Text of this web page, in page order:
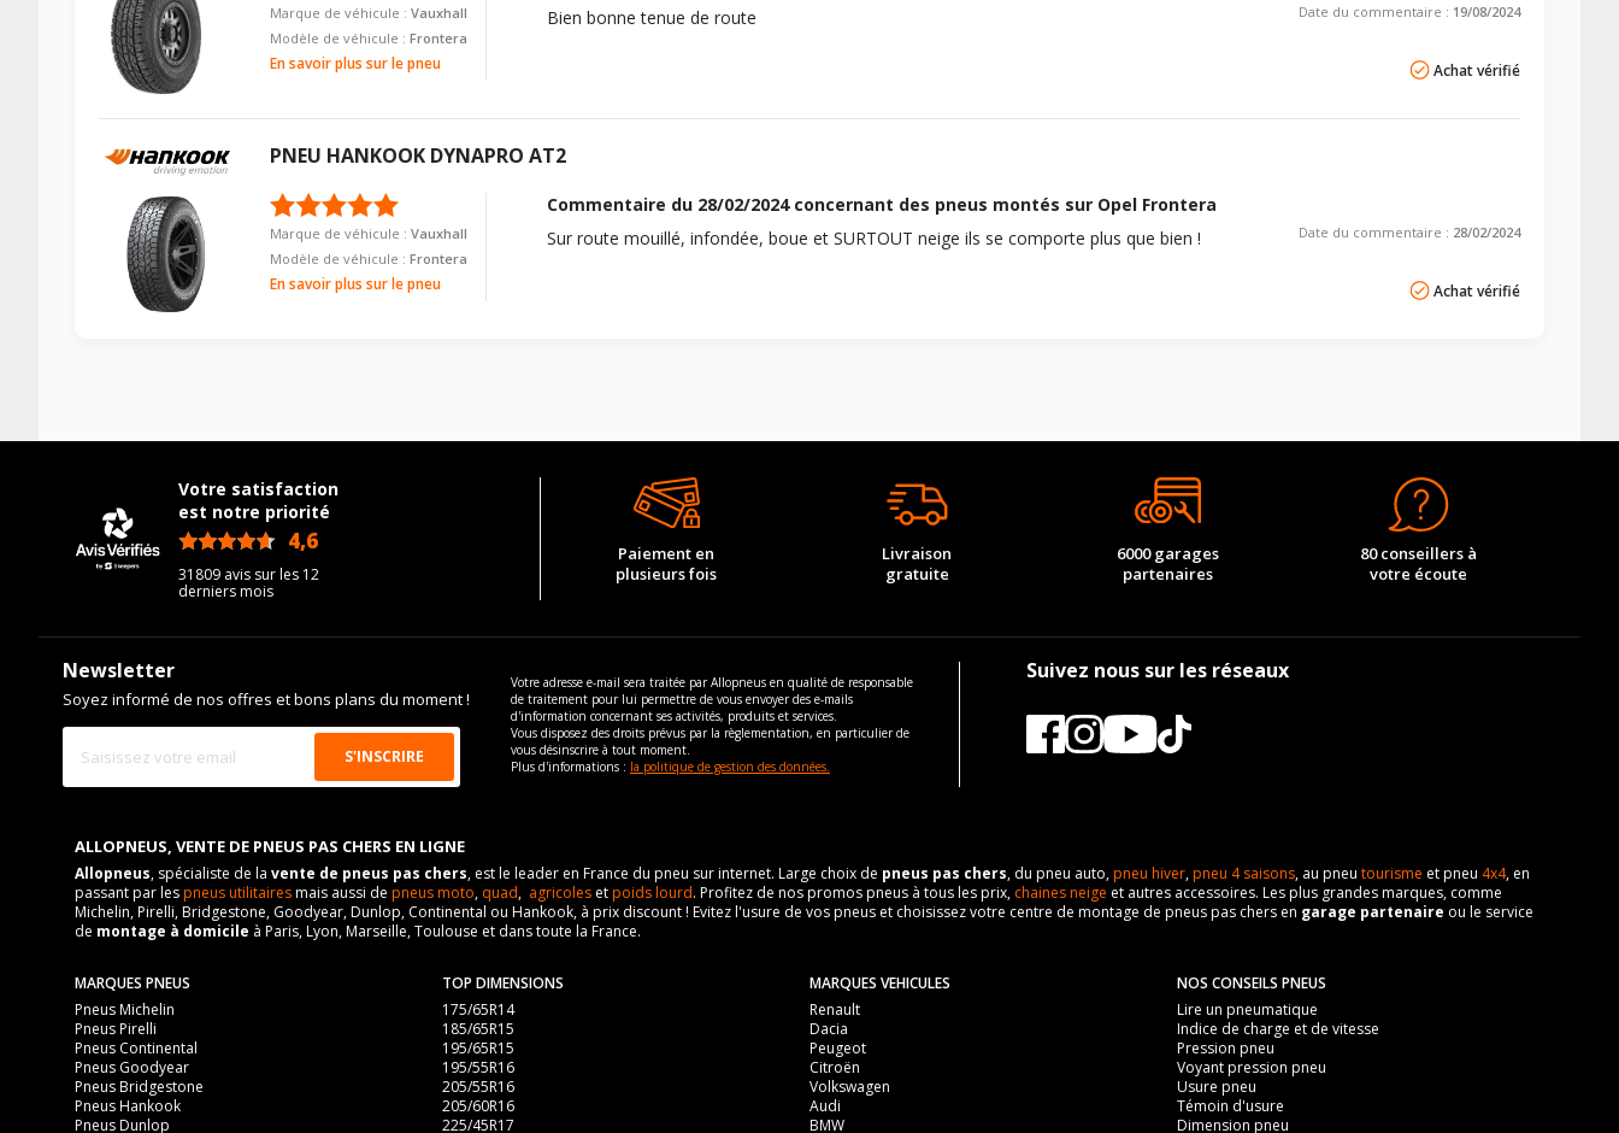
Marque de véhicule : Vauxhall
Modèle de véhicule : Frontera
En savoir plus sur le pneu
Bien bonne tenue de route
Date du commentaire : 19/08/2024
Achat vérifié
PNEU HANKOOK DYNAPRO AT2
Marque de véhicule : Vauxhall
Modèle de véhicule : Frontera
En savoir plus sur le pneu
Commentaire du 28/02/2024concernant des pneus montés sur Opel Frontera
Sur route mouillé, infondée, boue et SURTOUT neige ils se comporte plus que bien !
Date du commentaire : 28/02/2024
Achat vérifié
Votre satisfaction
est notre priorité
4,6
31809 avis sur les 12
derniers mois
Paiement en
plusieurs fois
Livraison
gratuite
6000 garages
partenaires
80 conseillers à
votre écoute
Newsletter
Soyez informé de nos offres et bons plans du moment !
Votre adresse e-mail sera traitée par Allopneus en qualité de responsable
de traitement pour lui permettre de vous envoyer des e-mails
d'information concernant ses activités, produits et services.
Vous disposez des droits prévus par la règlementation, en particulier de
vous désinscrire à tout moment.
Plus d'informations : la politique de gestion des données.
Suivez nous sur les réseaux
ALLOPNEUS, VENTE DE PNEUS PAS CHERS EN LIGNE
Allopneus, spécialiste de la vente de pneus pas chers, est le leader en France du pneu sur internet. Large choix de pneus pas chers, du pneu auto,pneu hiver,pneu 4 saisons, au pneu tourisme et pneu 4x4, en
passant par lespneus utilitairesmais aussi de pneus moto, quad, agricoles etpoids lourd. Profitez de nos promos pneus à tous les prix, chaines neige et autres accessoires. Les plus grandes marques, comme
Michelin, Pirelli, Bridgestone, Goodyear, Dunlop, Continental ou Hankook, à prix discount ! Evitez l'usure de vos pneus et choisissez votre centre de montage de pneus pas chers en garage partenaire ou le service
de montage à domicile à Paris, Lyon, Marseille, Toulouse et dans toute la France.
MARQUES PNEUS
Pneus Michelin
Pneus Pirelli
Pneus Continental
Pneus Goodyear
Pneus Bridgestone
Pneus Hankook
Pneus Dunlop
TOP DIMENSIONS
175/65R14
185/65R15
195/65R15
195/55R16
205/55R16
205/60R16
225/45R17
MARQUES VEHICULES
Renault
Dacia
Peugeot
Citroën
Volkswagen
Audi
BMW
NOS CONSEILS PNEUS
Lire un pneumatique
Indice de charge et de vitesse
Pression pneu
Voyant pression pneu
Usure pneu
Témoin d'usure
Dimension pneu